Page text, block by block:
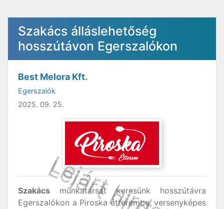
Szakács álláslehetőség
hosszútávon Egerszalókon
Best Melora Kft.
Egerszalók
2025. 09. 25.
Szakács munkatársat keresünk hosszútávra
Egerszalókon a Piroska étterembe, versenyképes